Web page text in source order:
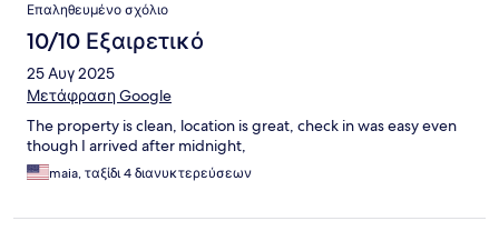
Επαληθευμένο σχόλιο
10/10 Εξαιρετικό
25 Αυγ 2025
Μετάφραση Google
The property is clean, location is great, check in was easy even
though I arrived after midnight,
maia, ταξίδι 4 διανυκτερεύσεων